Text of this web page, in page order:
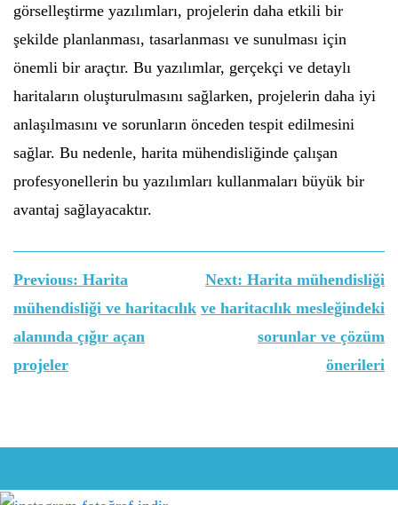
görselleştirme yazılımları, projelerin daha etkili bir
şekilde planlanması, tasarlanması ve sunulması için
önemli bir araçtır. Bu yazılımlar, gerçekçi ve detaylı
haritaların oluşturulmasını sağlarken, projelerin daha iyi
anlaşılmasını ve sorunların önceden tespit edilmesini
sağlar. Bu nedenle, harita mühendisliğinde çalışan
profesyonellerin bu yazılımları kullanmaları büyük bir
avantaj sağlayacaktır.
Yazı
gezinmesi
Previous: Harita
mühendisliği ve haritacılık
alanında çığır açan
projeler
Next: Harita mühendisliği
ve haritacılık mesleğindeki
sorunlar ve çözüm
önerileri